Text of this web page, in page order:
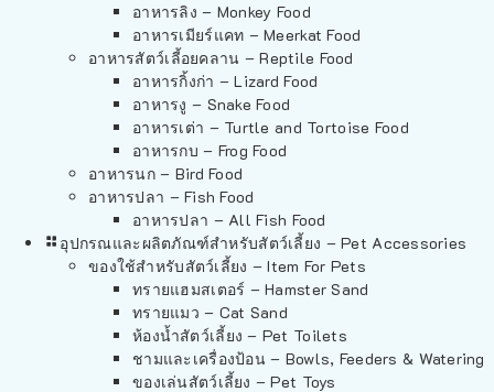
อาหารลิง – Monkey Food
อาหารเมียร์แคท – Meerkat Food
อาหารสัตว์เลี้อยคลาน – Reptile Food
อาหารกิ้งก่า – Lizard Food
อาหารงู – Snake Food
อาหารเต่า – Turtle and Tortoise Food
อาหารกบ – Frog Food
อาหารนก – Bird Food
อาหารปลา – Fish Food
อาหารปลา – All Fish Food
อุปกรณและผลิตภัณฑ์สำหรับสัตว์เลี้ยง – Pet Accessories
ของใช้สำหรับสัตว์เลี้ยง – Item For Pets
ทรายแฮมสเตอร์ – Hamster Sand
ทรายแมว – Cat Sand
ห้องน้ำสัตว์เลี้ยง – Pet Toilets
ชามและเครื่องป้อน – Bowls, Feeders & Watering
ของเล่นสัตว์เลี้ยง – Pet Toys